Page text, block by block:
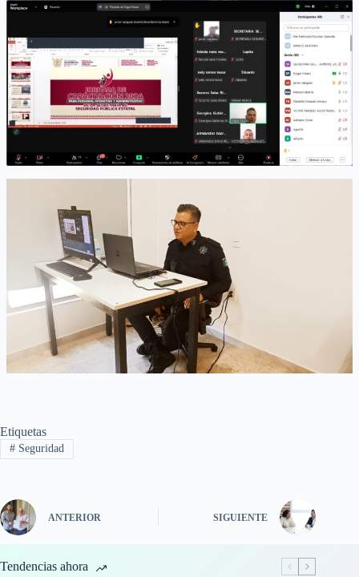
Etiquetas
#Seguridad
ANTERIOR SIGUIENTE
Tendencias ahora